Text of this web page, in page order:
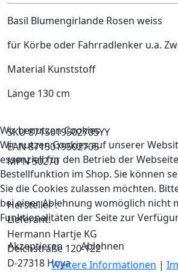
Basil Blumengirlande Rosen weiss
für Körbe oder Fahrradlenker u.a.
Material Kunststoff
Länge 130 cm
SKU 8715019502705YY
EAN 8715019502705
MPN 50270
Hersteller :
Lieferant:
Hermann Hartje KG
Deichstraße 120-122
D-27318 Hoya
Wir benutzen Cookies
Wir nutzen Cookies auf unserer
essenziell für den Betrieb der
Bestellfunktion im Shop. Sie können
Sie die Cookies zulassen möchten.
bei einer Ablehnung womöglich nicht
Funktionalitäten der Seite zur
Akzeptieren
Ablehnen
Weitere Informationen |